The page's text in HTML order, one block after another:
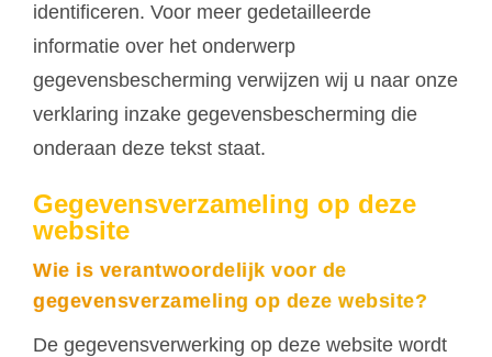
identificeren. Voor meer gedetailleerde
informatie over het onderwerp
gegevensbescherming verwijzen wij u naar onze
verklaring inzake gegevensbescherming die
onderaan deze tekst staat.
Gegevensverzameling op deze
website
Wie is verantwoordelijk voor de
gegevensverzameling op deze website?
De gegevensverwerking op deze website wordt